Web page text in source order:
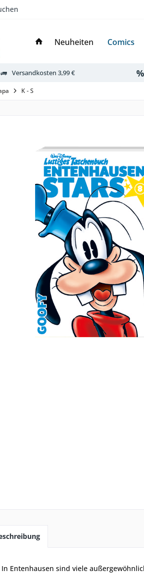
Neuheiten Comics
Versandkosten 3,99 €
K - S
In Entenhausen sind viele